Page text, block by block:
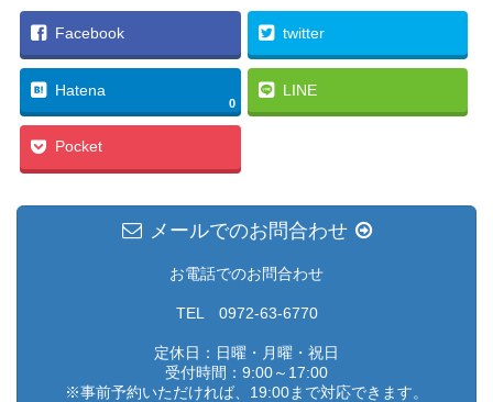
Facebook twitter
Hatena
0
LINE
Pocket
メールでのお問合わせ
お電話でのお問合わせ
TEL 0972-63-6770
定休日：日曜・月曜・祝日
受付時間：9:00～17:00
※事前予約いただければ、19:00まで対応できます。